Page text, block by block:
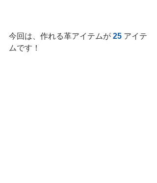
今回は、作れる革アイテムが 25 アイテ
ムです！